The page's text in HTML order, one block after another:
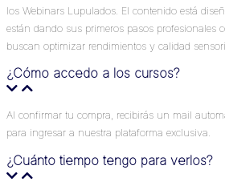
los Webinars Lupulados. El contenido está
están dando sus primeros pasos profesionales
buscan optimizar rendimientos y calidad
¿Cómo accedo a los cursos?
Al confirmar tu compra, recibirás un mail
para ingresar a nuestra plataforma exclusiva.
¿Cuánto tiempo tengo para verlos?